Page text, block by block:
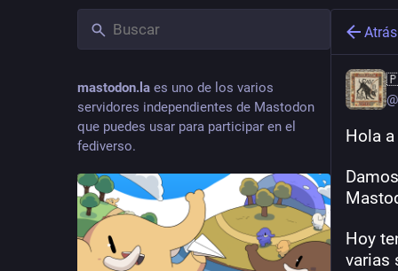
mastodon.la es uno de los varios
servidores independientes de Mastodon
que puedes usar para participar en el
fediverso.
Atrás
Hola
Hoy
varias